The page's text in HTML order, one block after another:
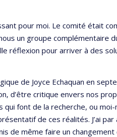
pour moi. Le comité était
un groupe complémentaire
réflexion pour arriver à des
de Joyce Echaquan en
d’être critique envers nos
font de la recherche, ou
de ces réalités. J’ai par
de même faire un